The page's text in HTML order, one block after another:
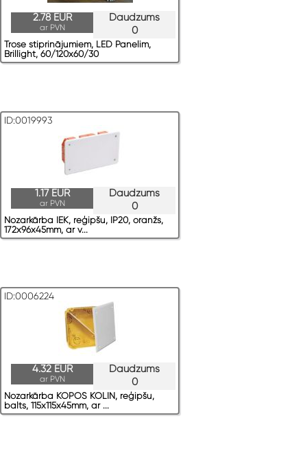
Daudzums
0
2.78 EUR
ar PVN
Trose stiprinājumiem, LED Panelim,
Brillight, 60/120x60/30
ID:0019993
Daudzums
0
1.17 EUR
ar PVN
Nozarkārba IEK, reģipšu, IP20, oranžs,
172x96x45mm, ar v...
ID:0006224
Daudzums
0
4.32 EUR
ar PVN
Nozarkārba KOPOS KOLIN, reģipšu,
balts, 115x115x45mm, ar ...